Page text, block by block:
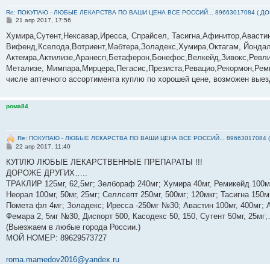
Re: ПОКУПАЮ - ЛЮБЫЕ ЛЕКАРСТВА ПО ВАШИ ЦЕНА ВСЕ РОССИЙ... 89663017084 (
С
о
б
щ
е
и
е
21 апр 2017, 17:56
Хумира,Сутент,Нексавар,Иресса, Спрайсел,
Вифенд,Кселода,Вотриент,Мабтера,Золадекс,Хумира,Октагам,
Метализе,
числе аптечного ассортимента куплю по хорошей цене, возможен
рома84
Re: ПОКУПАЮ - ЛЮБЫЕ ЛЕКАРСТВА ПО ВАШИ ЦЕНА ВСЕ РОССИЙ... 89663017084
С
о
щ
е
и
е
22 апр 2017, 11:40
КУПЛЮ ЛЮБЫЕ ЛЕКАРСТВЕННЫЕ ПРЕПАРАТЫ !!!
ДОРОЖЕ ДРУГИХ…..
ТРАКЛИР 125мг, 62,5мг; Зелбораф 240мг; Хумира 40мг, Ремикейд
Неорал 100мг, 50мг, 25мг; Селлсепт 250мг, 500мг; 120мкг; Тасигна
Помета фл 4мг; Золадекс; Иресса -250мг №30; Авастин 100мг, 400мг;
Фемара 2, 5мг №30, Диспорт 500, Касодекс 50, 150, Сутент 50мг,
(Выезжаем в любые города России.)
МОЙ НОМЕР: ‪89629573727‬
roma.mamedov2016@yandex.ru